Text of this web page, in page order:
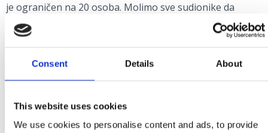
Consent Details About
This website uses cookies
We use cookies to personalise content and ads, to provide
je ograničen na 20 osoba. Molimo sve sudionike da
obuju odgovarajuću radnu obuću, a organizatori će im
osigurati zaštitne rukavice.
vašoj sigurnosti, potrebno je da sami procjenite svoje
fizičke sposobnosti i vještinu za svaki od poslova koji će